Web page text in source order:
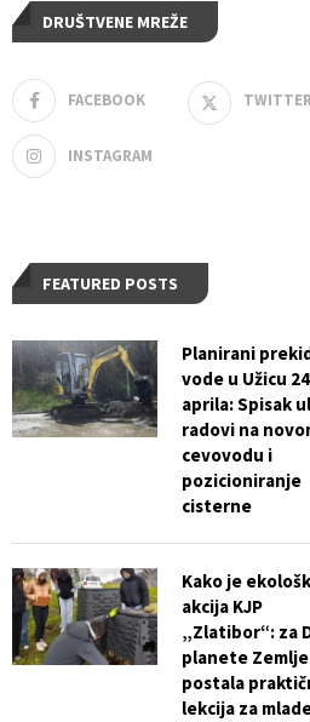
DRUŠTVENE MREŽE
FACEBOOK TWITTER
INSTAGRAM
FEATURED POSTS
Planirani
vode u Užicu
aprila: Spisak
radovi na
cevovodu i
pozicioniranje
cisterne
Kako je
akcija KJP
„Zlatibor“: za
planete Zemlje
postala
lekcija za